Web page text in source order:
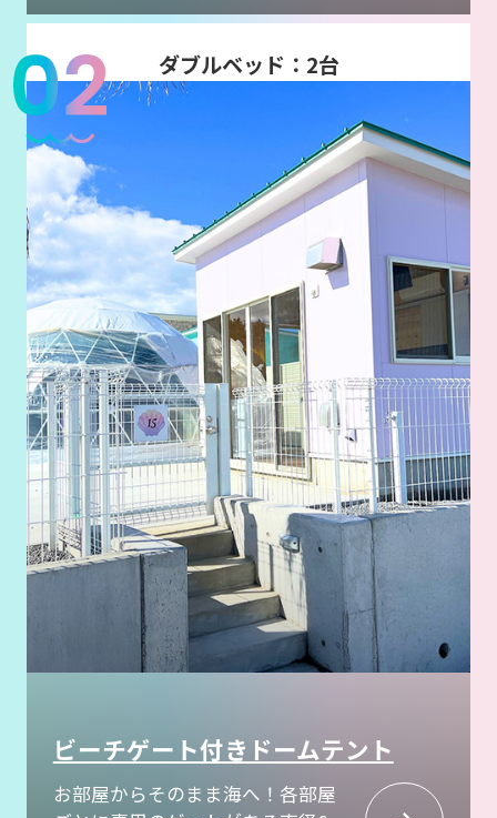
ダブルベッド：2台
（もしくはシングルベッド：4台）
広さ：直径6m
定員：4名
ビーチゲート付きドームテント
お部屋からそのまま海へ！各部屋